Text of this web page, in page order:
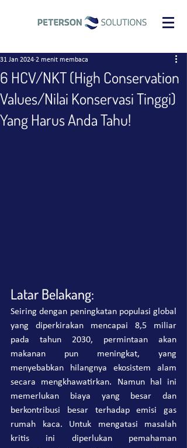
6 HCV/NKT (High Conservation
Values/Nilai Konservasi Tinggi)
Yang Harus Anda Tahu!
31 Jan 2024 2 menit membaca
Latar Belakang:
Seiring dengan peningkatan populasi global
yang diperkirakan mencapai 8,5 miliar
pada tahun 2030, permintaan akan
makanan pun meningkat, yang
menyebabkan hilangnya ekosistem alam
secara mengkhawatirkan. Namun hal ini
memerlukan biaya yang besar dan
berkontribusi besar terhadap emisi gas
rumah kaca. Untuk mengatasi masalah
kritis ini diperlukan pemahaman